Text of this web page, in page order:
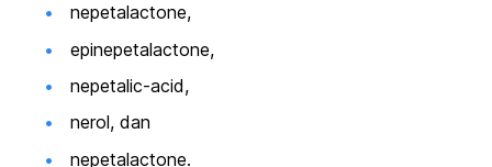
nepetalactone,
epinepetalactone,
nepetalic-acid,
nerol, dan
nepetalactone.